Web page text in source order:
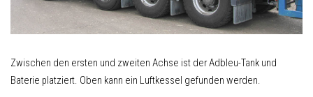
Zwischen den ersten und zweiten Achse ist der Adbleu-Tank und
Baterie platziert. Oben kann ein Luftkessel gefunden werden.